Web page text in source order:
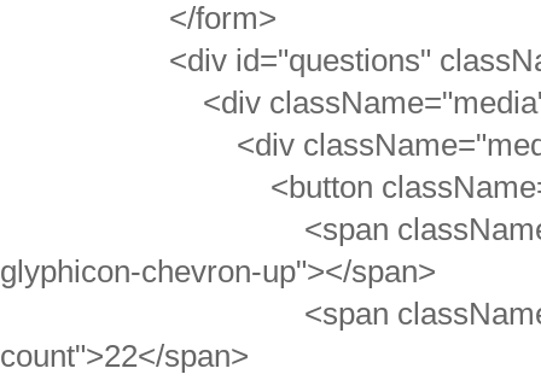
</form>
<div id="questions"
<div
<div
<button className="btn
<span
glyphicon-chevron-up"></span>
<span
count">22</span>